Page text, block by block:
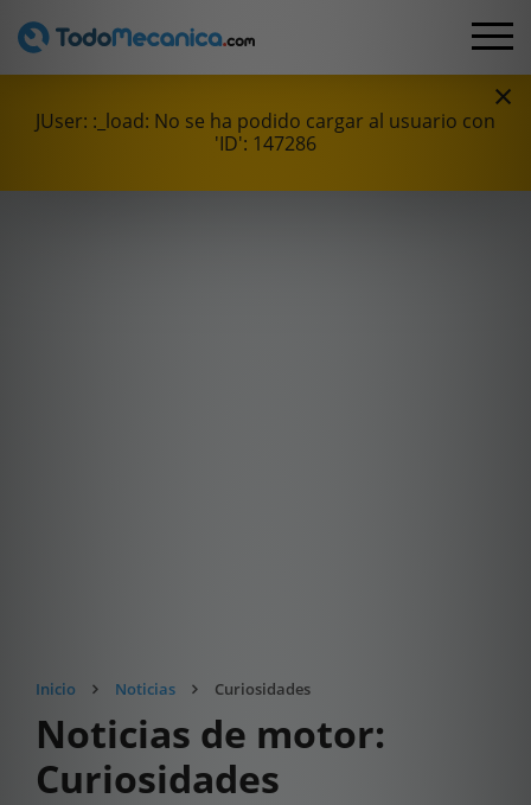
×
JUser: :_load: No se ha podido cargar al usuario con
'ID': 147286
Inicio Noticias Curiosidades
Noticias de motor:
Curiosidades